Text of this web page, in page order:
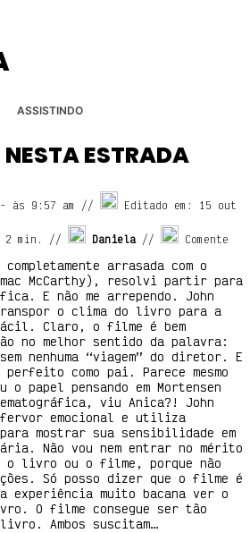
ASSISTINDO
ESTRADA
- às 9:57 am //
Editado em: 15 out
2 min. // Daniela// Comente
arrasada com o
McCarthy), resolvi partir para
E não me arrependo. John
o clima do livro para a
Claro, o filme é bem
no melhor sentido da palavra:
nenhuma “viagem” do diretor. E
como pai. Parece mesmo
o papel pensando em Mortensen
viu Anica?! John
emocional e utiliza
mostrar sua sensibilidade em
Não vou nem entrar no mérito
o livro ou o filme, porque não
Só posso dizer que o filme é
experiência muito bacana ver o
O filme consegue ser tão
Ambos suscitam…